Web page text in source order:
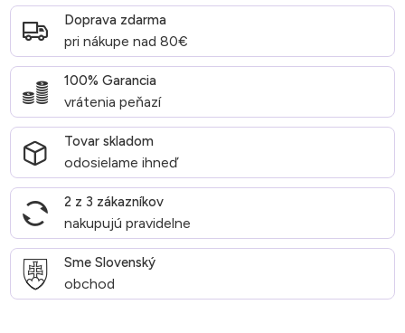
Doprava zdarma
pri nákupe nad 80€
100% Garancia
vrátenia peňazí
Tovar skladom
odosielame ihneď
2 z 3 zákazníkov
nakupujú pravidelne
Sme Slovenský
obchod